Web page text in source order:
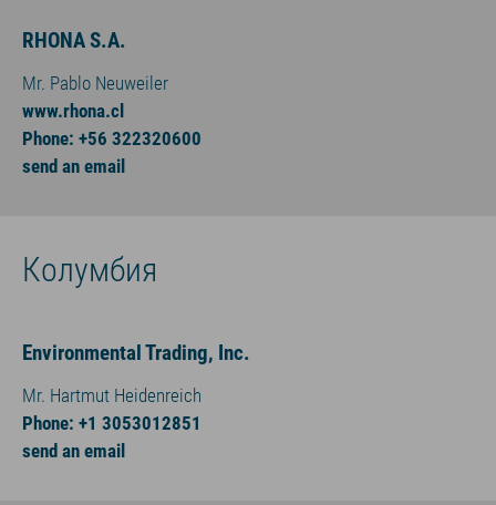
RHONA S.A.
Mr. Pablo Neuweiler
www.rhona.cl
Phone: +56 322320600
send an email
Колумбия
Environmental Trading, Inc.
Mr. Hartmut Heidenreich
Phone: +1 3053012851
send an email